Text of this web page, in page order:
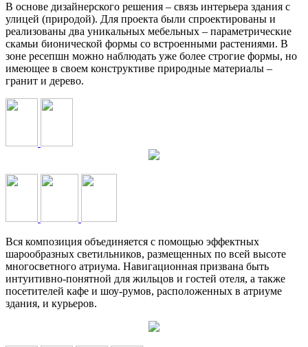
В основе дизайнерского решения – связь интерьера здания с
улицей (природой). Для проекта были спроектированы и
реализованы два уникальных мебельных – параметрические
скамьи бионической формы со встроенными растениями. В
зоне ресепшн можно наблюдать уже более строгие формы, но
имеющее в своем конструктиве природные материалы –
гранит и дерево.
Вся композиция объединяется с помощью эффектных
шарообразных светильников, размещенных по всей высоте
многосветного атриума. Навигационная призвана быть
интуитивно-понятной для жильцов и гостей отеля, а также
посетителей кафе и шоу-румов, расположенных в атриуме
здания, и курьеров.